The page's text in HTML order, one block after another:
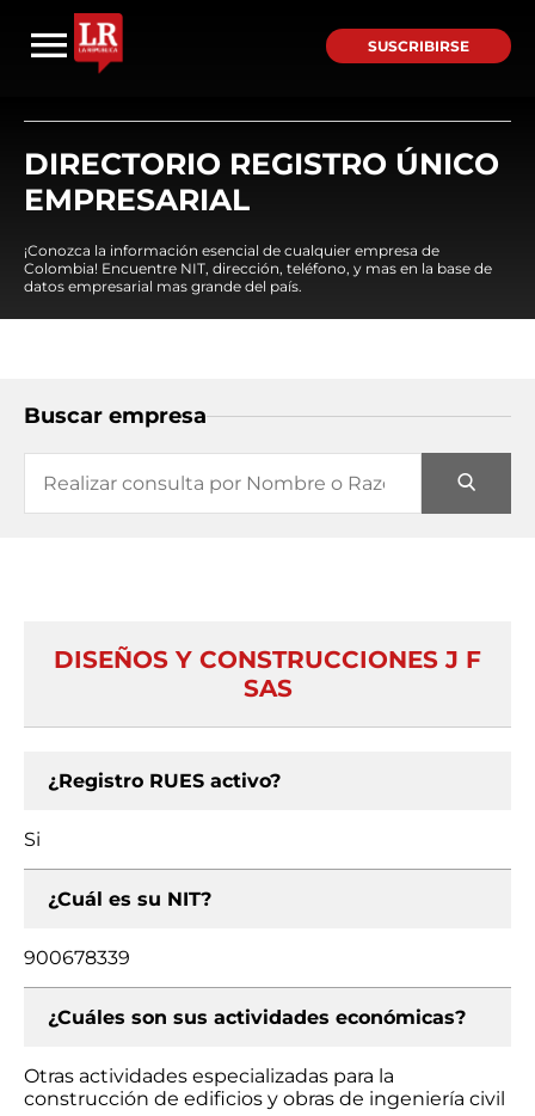
SUSCRIBIRSE
DIRECTORIO REGISTRO ÚNICO
EMPRESARIAL
¡Conozca la información esencial de cualquier empresa de
Colombia! Encuentre NIT, dirección, teléfono, y mas en la base de
datos empresarial mas grande del país.
Buscar empresa
DISEÑOS Y CONSTRUCCIONES J F
SAS
¿Registro RUES activo?
Si
¿Cuál es su NIT?
900678339
¿Cuáles son sus actividades económicas?
Otras actividades especializadas para la
construcción de edificios y obras de ingeniería civil